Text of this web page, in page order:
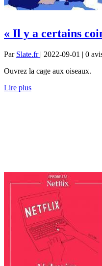
« Il y a certains
Par Slate.fr | 2022-09-01 | 0
Ouvrez la cage aux oiseaux.
Lire plus